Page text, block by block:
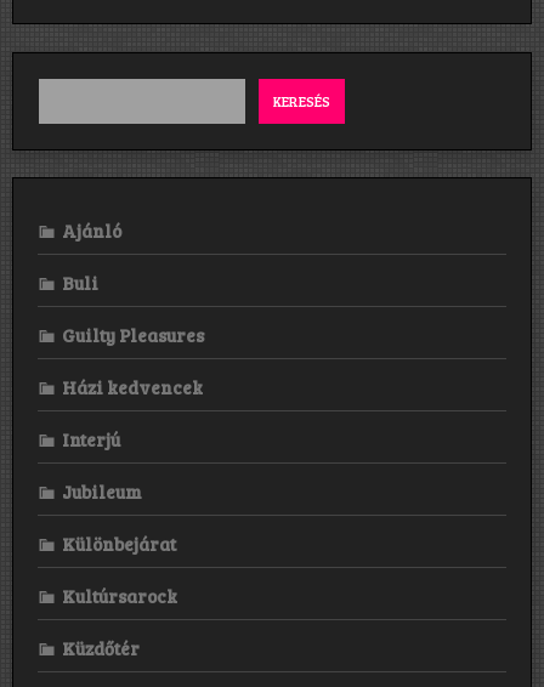
(2025)
KERESÉS
Ajánló
Buli
Guilty Pleasures
Házi kedvencek
Interjú
Jubileum
Különbejárat
Kultúrsarock
Küzdőtér